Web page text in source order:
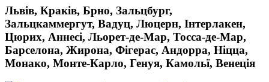
Львів, Краків, Брно, Зальцбург,
Зальцкаммергут, Вадуц, Люцерн, Інтерлакен,
Цюрих, Аннесі, Льорет-де-Мар, Тосса-де-Мар,
Барселона, Жирона, Фігерас, Андорра, Ніцца,
Монако, Монте-Карло, Генуя, Камольї, Венеція